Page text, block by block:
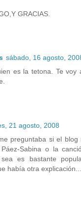
GRACIAS.
sábado, 16 agosto,
es la tetona. Te voy
21 agosto, 2008
preguntaba si el
Sabina o la
es bastante
había otra